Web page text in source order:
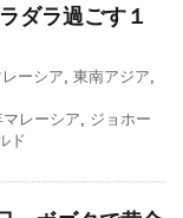
ダラ過ごす１
レーシア, 東南アジア,
マレーシア, ジョホー
ド